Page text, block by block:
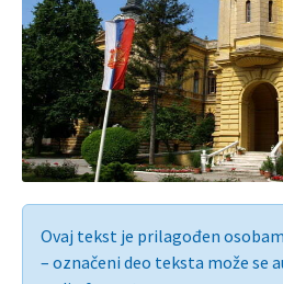
Ovaj tekst je prilagođen
– označeni deo teksta može se